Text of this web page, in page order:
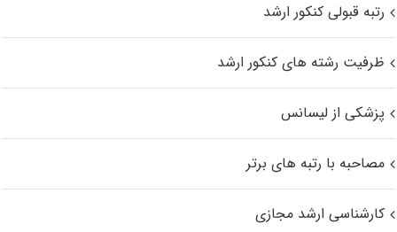
رتبه قبولی کنکور ارشد
ظرفیت رشته های کنکور ارشد
پزشکی از لیسانس
مصاحبه با رتبه های برتر
کارشناسی ارشد مجازی